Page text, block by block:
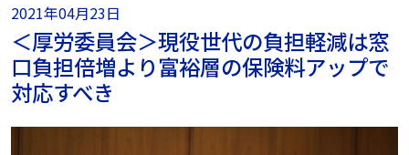
2021年04月23日
＜厚労委員会＞現役世代の負担軽減は窓
口負担倍増より富裕層の保険料アップで
対応すべき